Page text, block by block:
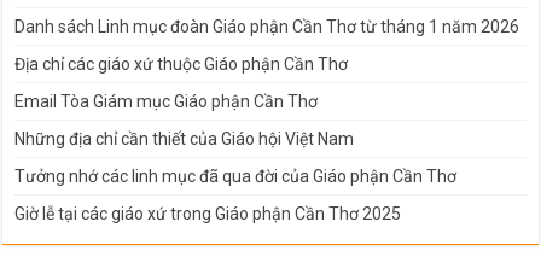
Danh sách Linh mục đoàn Giáo phận Cần Thơ từ tháng 1 năm 2026
Địa chỉ các giáo xứ thuộc Giáo phận Cần Thơ
Email Tòa Giám mục Giáo phận Cần Thơ
Những địa chỉ cần thiết của Giáo hội Việt Nam
Tưởng nhớ các linh mục đã qua đời của Giáo phận Cần Thơ
Giờ lễ tại các giáo xứ trong Giáo phận Cần Thơ 2025